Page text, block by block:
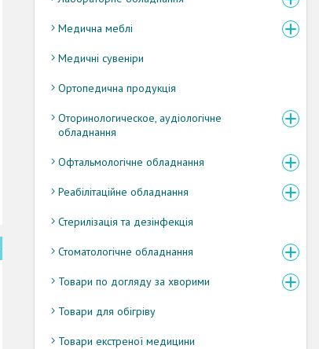
Медична меблі
Медичні сувеніри
Ортопедична продукція
Оторинологическое, аудіологічне
обладнання
Офтальмологічне обладнання
Реабілітаційне обладнання
Стерилізація та дезінфекція
Стоматологічне обладнання
Товари по догляду за хворими
Товари для обігріву
Товари екстреної медицини